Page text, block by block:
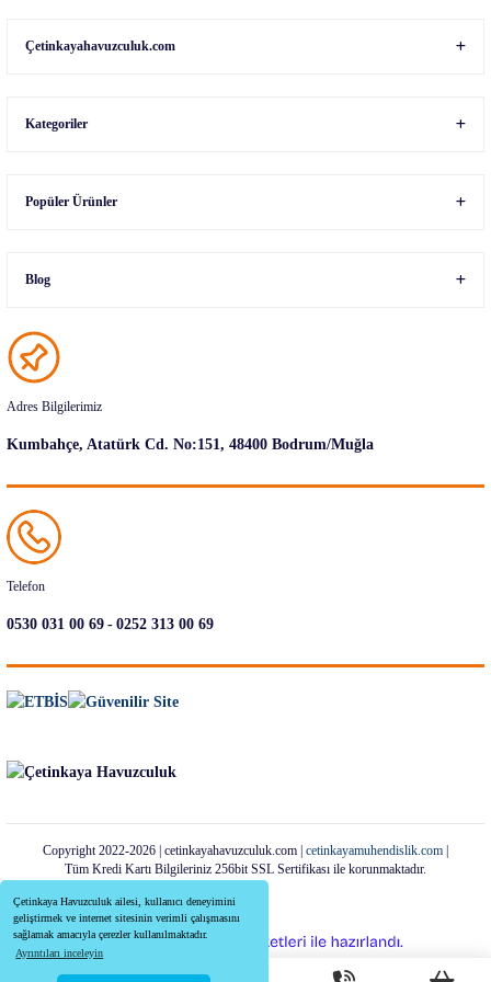
Çetinkaya Havuzculuk ailesi, kullanıcı deneyimini
geliştirmek ve internet sitesinin verimli çalışmasını
sağlamak amacıyla çerezler kullanılmaktadır.
Ayrıntıları inceleyin
Çetinkayahavuzculuk.com
Kategoriler
Popüler Ürünler
Blog
Adres Bilgilerimiz
Kumbahçe, Atatürk Cd. No:151, 48400 Bodrum/Muğla
Telefon
0530 031 00 69-0252 313 00 69
Copyright 2022-2026 | cetinkayahavuzculuk.com | cetinkayamuhendislik.com
Tüm Kredi Kartı Bilgileriniz 256bit SSL Sertifikası ile korunmaktadır.
ideasoft
e-
paketleri